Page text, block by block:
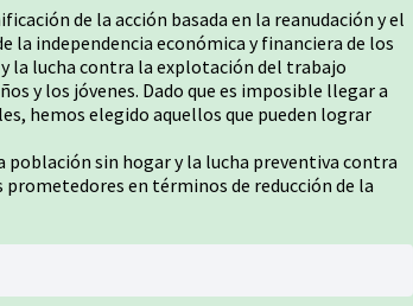
de la acción basada en la reanudación y el
independencia económica y financiera de los
la lucha contra la explotación del trabajo
y los jóvenes. Dado que es imposible llegar a
hemos elegido aquellos que pueden lograr
sin hogar y la lucha preventiva contra
en términos de reducción de la